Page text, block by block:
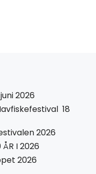
2026
18
2026
ÅR I 2026
2026